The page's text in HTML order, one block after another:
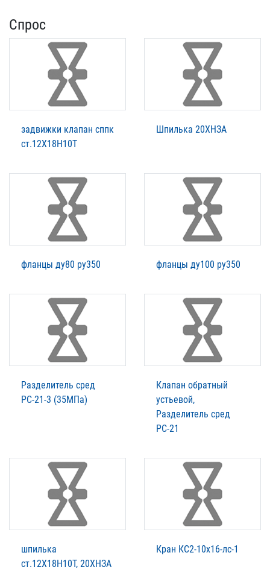
Спрос
задвижки клапан сппк
ст.12Х18Н10Т
Шпилька 20ХНЗА
фланцы ду80 ру350 фланцы ду100 ру350
Разделитель сред
РС-21-3 (35МПа)
Клапан обратный
устьевой,
Разделитель сред
РС-21
шпилька
ст.12Х18Н10Т, 20ХНЗА
Кран КС2-10х16-лс-1